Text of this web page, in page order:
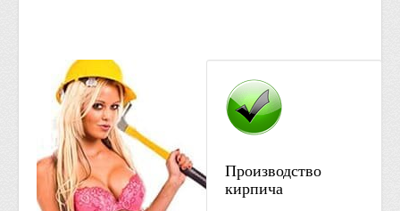
Производство
кирпича